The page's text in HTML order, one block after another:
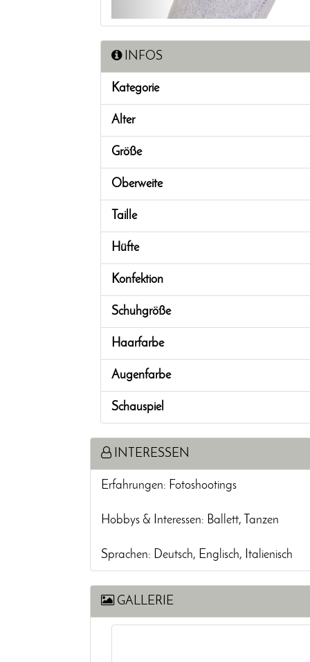
INFOS
Kategorie
Alter
Größe
Oberweite
Taille
Hüfte
Konfektion
Schuhgröße
Haarfarbe
Augenfarbe
Schauspiel
INTERESSEN
Erfahrungen: Fotoshootings
Hobbys & Interessen: Ballett, Tanzen
Sprachen: Deutsch, Englisch, Italienisch
GALLERIE